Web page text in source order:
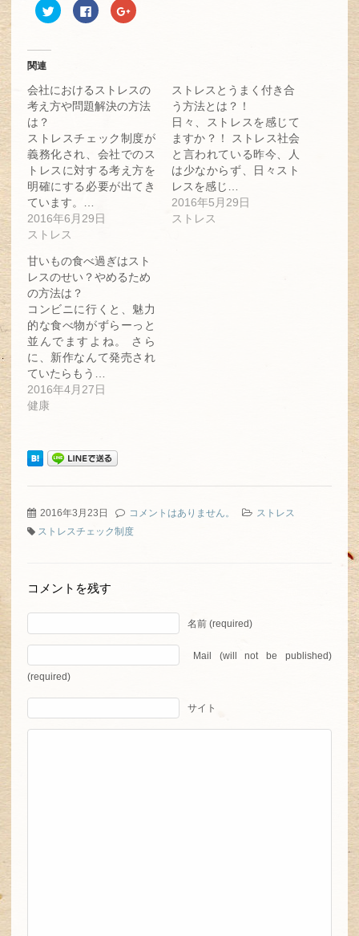
ク
リ
共
有
(新
し
ウ
ィ
ン
ド
ウ
で
開
き
ま
す)
Facebook
で
ク
リ
ッ
ク
く
だ
さ
い
(新
し
ィ
で
開
き
ま
ク
リ
共
有
(新
し
ウ
ィ
ン
ド
ウ
で
開
関連
会社におけるストレスの
考え方や問題解決の方法
は？
ストレスチェック制度が
義務化され、会社でのス
トレスに対する考え方を
明確にする必要が出てき
ています。…
2016年6月29日
ストレス
ストレスとうまく付き合
う方法とは？！
日々、ストレスを感じて
ますか？！ ストレス社会
と言われている昨今、人
は少なからず、日々スト
レスを感じ…
2016年5月29日
ストレス
甘いもの食べ過ぎはスト
レスのせい？やめるため
の方法は？
コンビニに行くと、魅力
的な食べ物がずらーっと
並んでますよね。 さら
に、新作なんて発売され
ていたらもう…
2016年4月27日
健康
2016年3月23日 コメントはありません。
ストレス
ストレスチェック制度
コメントを残す
名前 (required)
Mail (will not be published)
(required)
サイト